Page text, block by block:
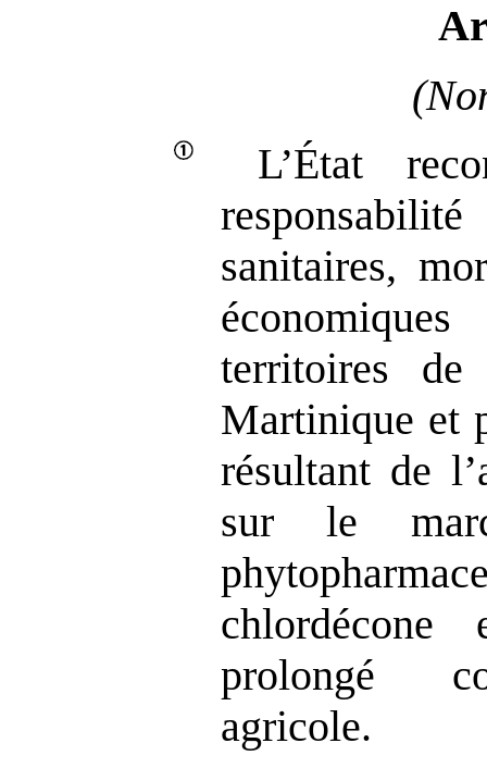
L’État
sanitaires,
territoires
Martinique et
résultant de
sur le
prolongé
agricole.